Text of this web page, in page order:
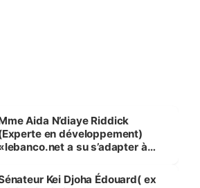
Aida N’diaye Riddick
en développement)
a su s’adapter à
Kei Djoha Édouard( ex